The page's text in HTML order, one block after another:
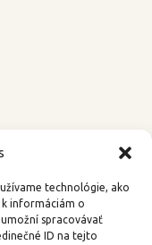
technológie, ako
k informáciám o
spracovávať
ID na tejto